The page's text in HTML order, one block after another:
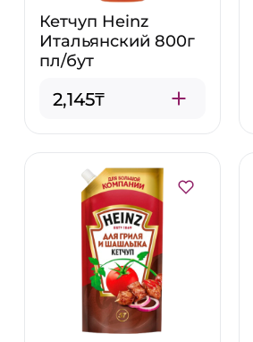
Кетчуп Heinz
Итальянский 800г
пл/бут
2,145₸